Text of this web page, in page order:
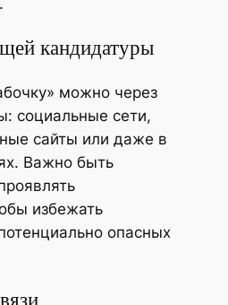
кандидатуры
можно через
социальные сети,
сайты или даже в
Важно быть
избежать
опасных